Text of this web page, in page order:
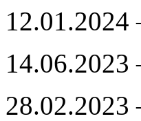
12.01.2024
14.06.2023
28.02.2023